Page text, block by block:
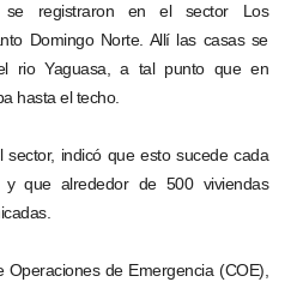
se registraron en el sector Los
Domingo Norte. Allí las casas se
rio Yaguasa, a tal punto que en
hasta el techo.
indicó que esto sucede cada
que alrededor de 500 viviendas
de Emergencia (COE),